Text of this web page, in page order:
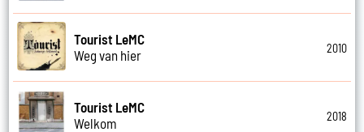
Tourist LeMC
Weg van hier
2010
Tourist LeMC
Welkom
2018